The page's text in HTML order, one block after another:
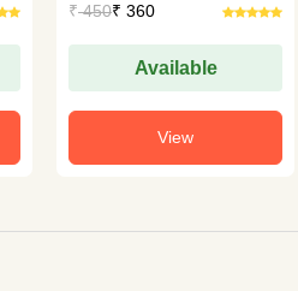
₹450₹ 360
Available
View